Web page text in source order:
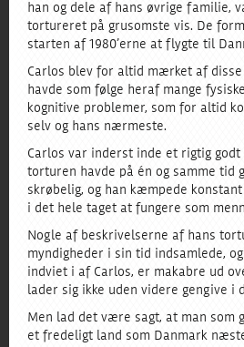
han og dele af hans øvrige familie,
tortureret på grusomste vis. De
starten af 1980’erne at flygte til
Carlos blev for altid mærket af disse
havde som følge heraf mange
kognitive problemer, som for altid
selv og hans nærmeste.
Carlos var inderst inde et rigtig godt
torturen havde på én og samme tid
skrøbelig, og han kæmpede
i det hele taget at fungere som
Nogle af beskrivelserne af hans
myndigheder i sin tid indsamlede,
indviet i af Carlos, er makabre ud
lader sig ikke uden videre gengive i
Men lad det være sagt, at man som
et fredeligt land som Danmark